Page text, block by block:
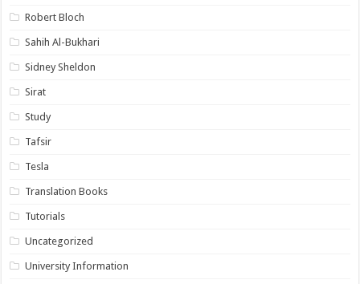
Robert Bloch
Sahih Al-Bukhari
Sidney Sheldon
Sirat
Study
Tafsir
Tesla
Translation Books
Tutorials
Uncategorized
University Information